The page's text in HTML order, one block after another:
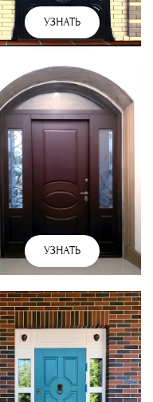
УЗНАТЬ
УЗНАТЬ